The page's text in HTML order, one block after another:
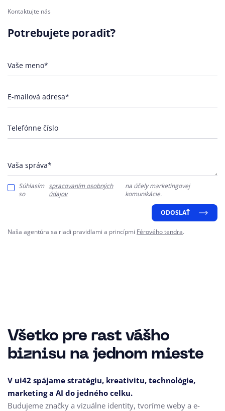
Kontaktujte nás
Potrebujete poradiť?
Vaše meno*
E-mailová adresa*
Telefónne číslo
Vaša správa*
Súhlasím
so
spracovaním osobných
údajov
na účely marketingovej
komunikácie.
ODOSLAŤ
Naša agentúra sa riadi pravidlami a princípmi Férového tendra.
Všetko pre rast vášho
biznisu na jednom mieste
V ui42 spájame stratégiu, kreativitu, technológie,
marketing a AI do jedného celku.
Budujeme značky a vizuálne identity, tvoríme weby a e-